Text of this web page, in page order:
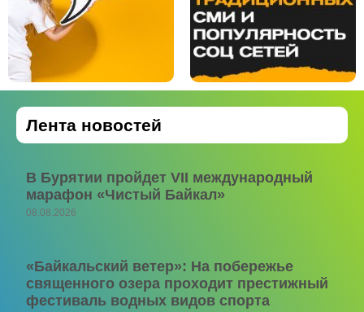
Лента новостей
В Бурятии пройдет VII международный
марафон «Чистый Байкал»
08.08.2026
«Байкальский ветер»: На побережье
священного озера проходит престижный
фестиваль водных видов спорта